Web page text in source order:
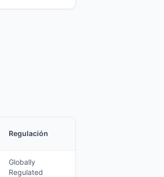
Regulación
Globally
Regulated